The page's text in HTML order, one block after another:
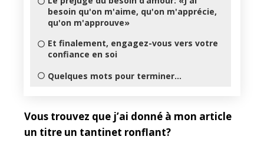
besoin qu'on m'aime, qu'on m'apprécie,
qu'on m'approuve»
Et finalement, engagez-vous vers votre
confiance en soi
Quelques mots pour terminer…
Vous trouvez que j’ai donné à mon article
un titre un tantinet ronflant?